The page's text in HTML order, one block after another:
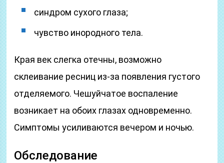
синдром сухого глаза;
чувство инородного тела.
Края век слегка отечны, возможно
склеивание ресниц из-за появления густого
отделяемого. Чешуйчатое воспаление
возникает на обоих глазах одновременно.
Симптомы усиливаются вечером и ночью.
Обследование